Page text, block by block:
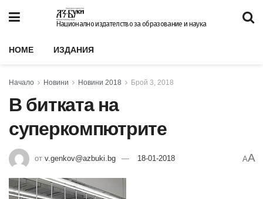
Национално издателство за образование и наука
HOME ИЗДАНИЯ
Начало Новини Новини 2018 Брой 3, 2018
В битката на
суперкомпютрите
от v.genkov@azbuki.bg 18-01-2018 AA